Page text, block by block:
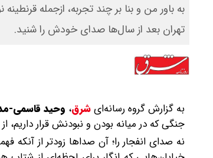
به باور من و بنا بر چند تجربه، از‌جمله
تهران بعد از سال‌ها صدای خودش را شنید.
به گزارش گروه رسانه‌ایشرق، وحید قاسمی-
جنگی که در میانه بودن و نبودنش قرار
نه صدای انفجار را؛ آن صداها زودتر از